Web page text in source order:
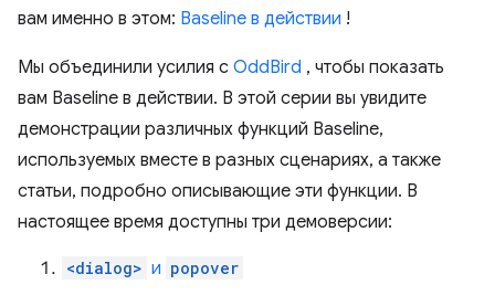
вам именно в этом: Baseline в действии !
Мы объединили усилия с OddBird , чтобы показать
вам Baseline в действии. В этой серии вы увидите
демонстрации различных функций Baseline,
используемых вместе в разных сценариях, а также
статьи, подробно описывающие эти функции. В
настоящее время доступны три демоверсии:
<dialog> и popover